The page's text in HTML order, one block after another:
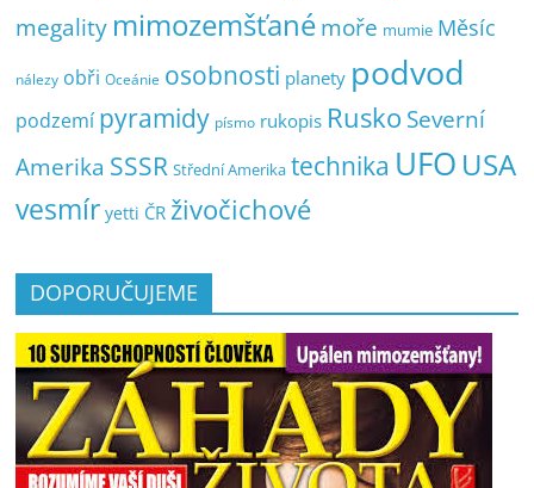
megality mimozemšťanémoře mumie Měsíc
nálezy obři Oceánie osobnosti planety podvod
podzemí pyramidy písmo rukopis Rusko Severní
Amerika SSSR Střední Amerika technika UFO USA
vesmír yetti ČR živočichové
DOPORUČUJEME